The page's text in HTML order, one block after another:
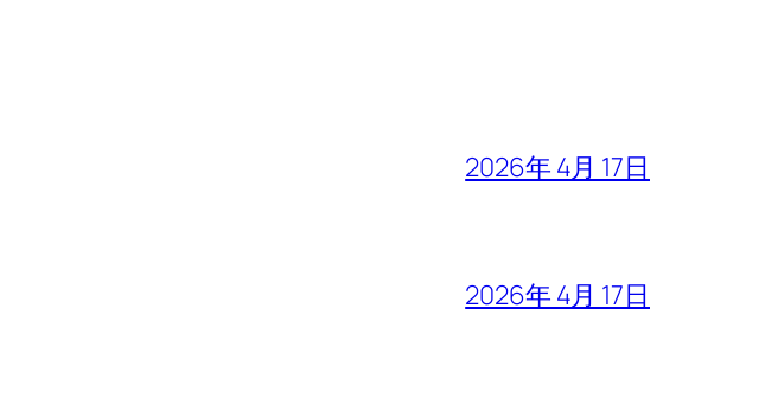
2026年 4月 17日
2026年 4月 17日